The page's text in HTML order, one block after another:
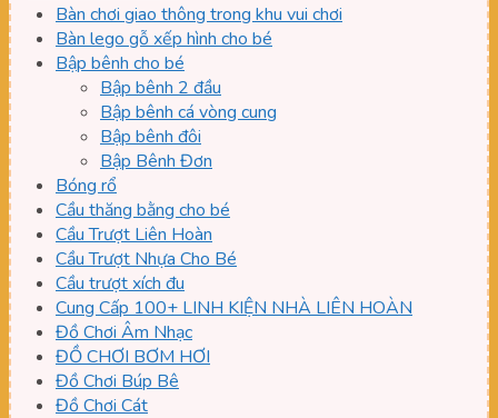
Bàn chơi giao thông trong khu vui chơi
Bàn lego gỗ xếp hình cho bé
Bập bênh cho bé
Bập bênh 2 đầu
Bập bênh cá vòng cung
Bập bênh đôi
Bập Bênh Đơn
Bóng rổ
Cầu thăng bằng cho bé
Cầu Trượt Liên Hoàn
Cầu Trượt Nhựa Cho Bé
Cầu trượt xích đu
Cung Cấp 100+ LINH KIỆN NHÀ LIÊN HOÀN
Đồ Chơi Âm Nhạc
ĐỒ CHƠI BƠM HƠI
Đồ Chơi Búp Bê
Đồ Chơi Cát